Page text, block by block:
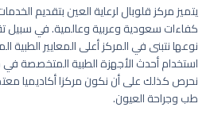
يتميز مركز قلوبال لرعاية العين بتقديم
كفاءات سعودية وعربية وعالمية. في سبيل
نوعها نتبنى في المركز أعلى المعايير الطبية
استخدام أحدث الأجهزة الطبية المتخصصة
نحرص كذلك على أن نكون مركزا أكاديميا
طب وجراحة العيون.